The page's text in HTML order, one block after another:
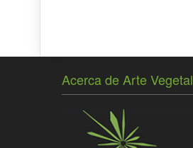
Acerca de Arte Vegetal